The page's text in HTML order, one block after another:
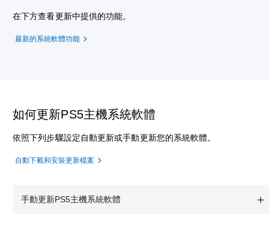
在下方查看更新中提供的功能。
最新的系統軟體功能
如何更新PS5主機系統軟體
依照下列步驟設定自動更新或手動更新您的系統軟體。
自動下載和安裝更新檔案
手動更新PS5主機系統軟體